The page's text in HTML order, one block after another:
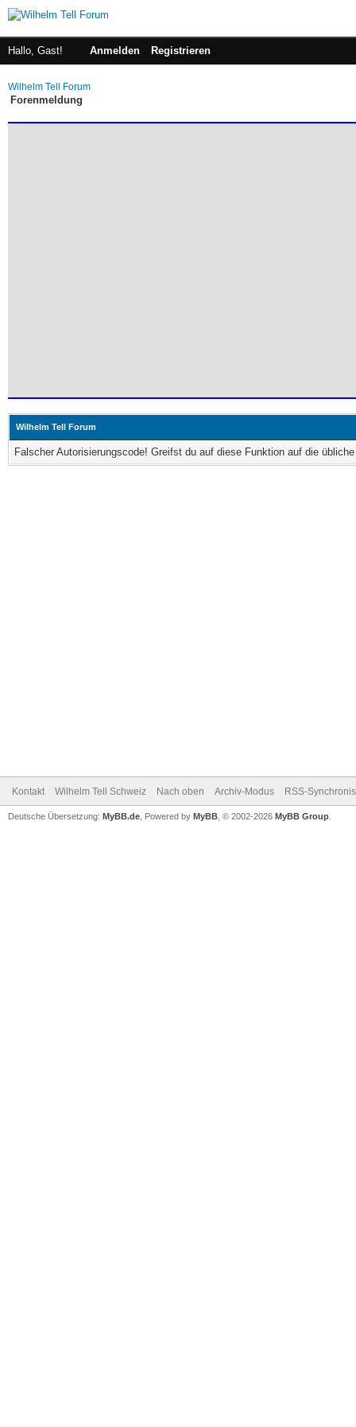
Hallo, Gast! Anmelden Registrieren
Wilhelm Tell Forum
Forenmeldung
Wilhelm Tell Forum
Falscher Autorisierungscode! Greifst du auf diese Funktion auf die
Kontakt Wilhelm Tell Schweiz Nach oben Archiv-Modus RSS-
Deutsche Übersetzung: MyBB.de , Powered by MyBB , © 2002-2026 MyBB Group